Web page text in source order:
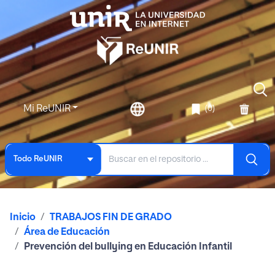
Mi ReUNIR (0)
Todo ReUNIR
Inicio
TRABAJOS FIN DE GRADO
Área de Educación
Prevención del bullying en Educación Infantil